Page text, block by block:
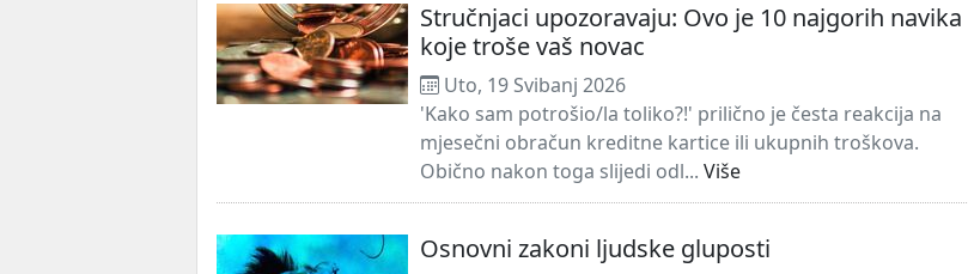
Stručnjaci upozoravaju: Ovo je 10 najgorih navika
koje troše vaš novac
Uto, 19 Svibanj 2026
'Kako sam potrošio/la toliko?!' prilično je česta reakcija na
mjesečni obračun kreditne kartice ili ukupnih troškova.
Obično nakon toga slijedi odl... Više
Osnovni zakoni ljudske gluposti